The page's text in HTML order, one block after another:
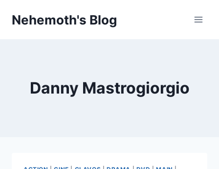
Nehemoth's Blog
Danny Mastrogiorgio